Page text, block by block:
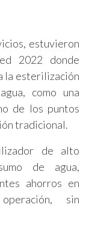
estuvieron
2022 donde
la esterilización
como una
de los puntos
tradicional.
de alto
de agua,
ahorros en
sin